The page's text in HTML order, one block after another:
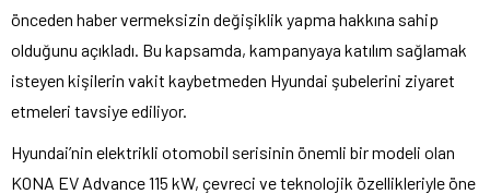
önceden haber vermeksizin değişiklik yapma hakkına sahip
olduğunu açıkladı. Bu kapsamda, kampanyaya katılım sağlamak
isteyen kişilerin vakit kaybetmeden Hyundai şubelerini ziyaret
etmeleri tavsiye ediliyor.
Hyundai’nin elektrikli otomobil serisinin önemli bir modeli olan
KONA EV Advance 115 kW, çevreci ve teknolojik özellikleriyle öne